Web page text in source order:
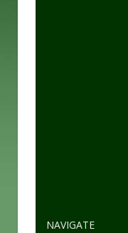
NAVIGATE